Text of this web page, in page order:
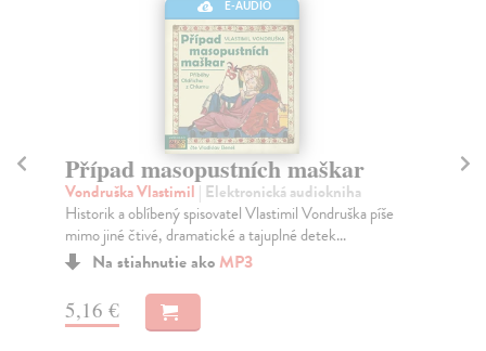
E-AUDIO
Případ masopustních maškar
Vondruška Vlastimil | Elektronická audiokniha
Historik a oblíbený spisovatel Vlastimil Vondruška píše
mimo jiné čtivé, dramatické a tajuplné detek...
Na stiahnutie ako MP3
5,16 €